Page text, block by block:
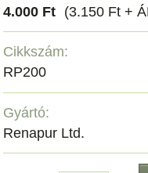
4.000 Ft (3.150 Ft +
Cikkszám:
RP200
Gyártó:
Renapur Ltd.